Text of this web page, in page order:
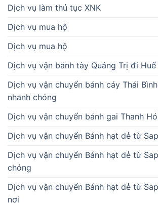
Dịch vụ làm thủ tục XNK
Dịch vụ mua hộ
Dịch vụ mua hộ
Dịch vụ vận bánh tày Quảng Trị đi
Dịch vụ vận chuyển bánh cáy Thái
nhanh chóng
Dịch vụ vận chuyển bánh gai Thanh
Dịch vụ vận chuyển Bánh hạt dẻ từ
Dịch vụ vận chuyển Bánh hạt dẻ từ
chóng
Dịch vụ vận chuyển Bánh hạt dẻ từ
nơi